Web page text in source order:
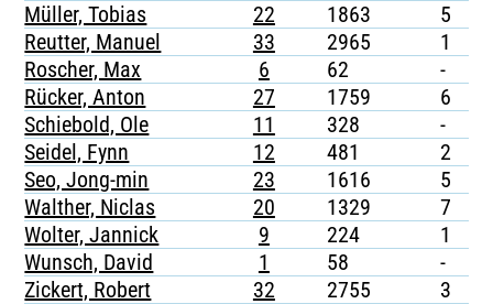
Müller, Tobias
22 1863 5
Reutter, Manuel
33 2965 1
Roscher, Max
6 62 -
Rücker, Anton
27 1759 6
Schiebold, Ole
11 328 -
Seidel, Fynn
12 481 2
Seo, Jong-min
23 1616 5
Walther, Niclas
20 1329 7
Wolter, Jannick
9 224 1
Wunsch, David
1 58 -
Zickert, Robert
32 2755 3